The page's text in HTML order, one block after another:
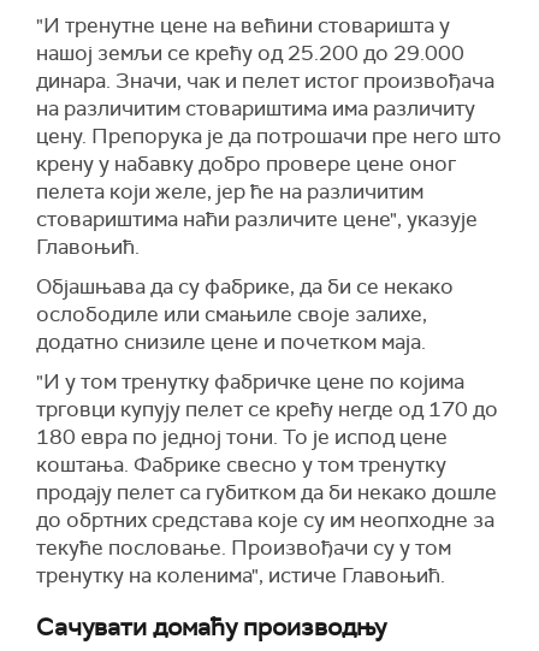
"И тренутне цене на већини стоваришта у
нашој земљи се крећу од 25.200 до 29.000
динара. Значи, чак и пелет истог произвођача
на различитим стовариштима има различиту
цену. Препорука је да потрошачи пре него што
крену у набавку добро провере цене оног
пелета који желе, јер ће на различитим
стовариштима наћи различите цене", указује
Главоњић.
Објашњава да су фабрике, да би се некако
ослободиле или смањиле своје залихе,
додатно снизиле цене и почетком маја.
"И у том тренутку фабричке цене по којима
трговци купују пелет се крећу негде од 170 до
180 евра по једној тони. То је испод цене
коштања. Фабрике свесно у том тренутку
продају пелет са губитком да би некако дошле
до обртних средстава које су им неопходне за
текуће пословање. Произвођачи су у том
тренутку на коленима", истиче Главоњић.
Сачувати домаћу производњу